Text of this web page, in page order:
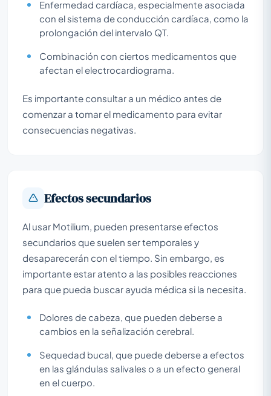
Enfermedad cardíaca, especialmente asociada
con el sistema de conducción cardíaca, como la
prolongación del intervalo QT.
Combinación con ciertos medicamentos que
afectan el electrocardiograma.
Es importante consultar a un médico antes de
comenzar a tomar el medicamento para evitar
consecuencias negativas.
Efectos secundarios
Al usar Motilium, pueden presentarse efectos
secundarios que suelen ser temporales y
desaparecerán con el tiempo. Sin embargo, es
importante estar atento a las posibles reacciones
para que pueda buscar ayuda médica si la necesita.
Dolores de cabeza, que pueden deberse a
cambios en la señalización cerebral.
Sequedad bucal, que puede deberse a efectos
en las glándulas salivales o a un efecto general
en el cuerpo.